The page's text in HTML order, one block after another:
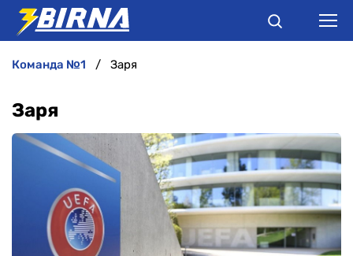
АНАЛІТИКА
ІНТЕРВ'Ю
РІЗНЕ
БУКМЕКЕРИ
команда №1 Заря
Заря